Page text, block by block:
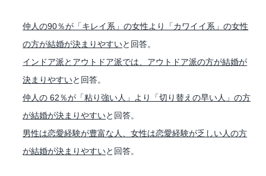
仲人の90％が「キレイ系」の女性より「カワイイ系」の女性
の方が結婚が決まりやすいと回答。
インドア派とアウトドア派では、アウトドア派の方が結婚が
決まりやすいと回答。
仲人の 62％が「粘り強い人」より「切り替えの早い人」の方
が結婚が決まりやすいと回答。
男性は恋愛経験が豊富な人、女性は恋愛経験が乏しい人の方
が結婚が決まりやすいと回答。